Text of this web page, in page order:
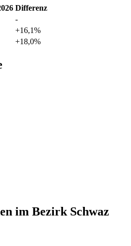
Differenz
-
+16,1%
+18,0%
im Bezirk Schwaz